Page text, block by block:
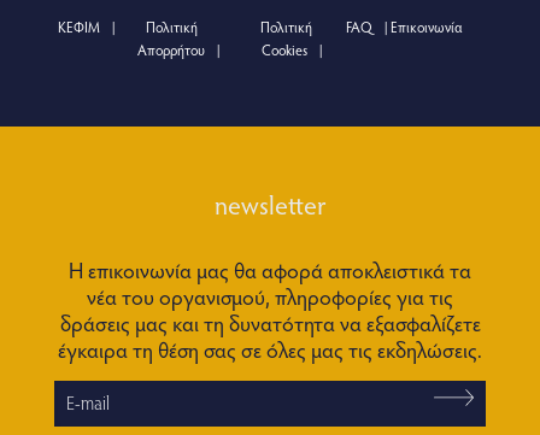
ΚΕΦΙΜ
Πολιτική
Απορρήτου
Πολιτική
Cookies
FAQ Επικοινωνία
newsletter
Η επικοινωνία μας θα αφορά αποκλειστικά τα
νέα του οργανισμού, πληροφορίες για τις
δράσεις μας και τη δυνατότητα να εξασφαλίζετε
έγκαιρα τη θέση σας σε όλες μας τις εκδηλώσεις.